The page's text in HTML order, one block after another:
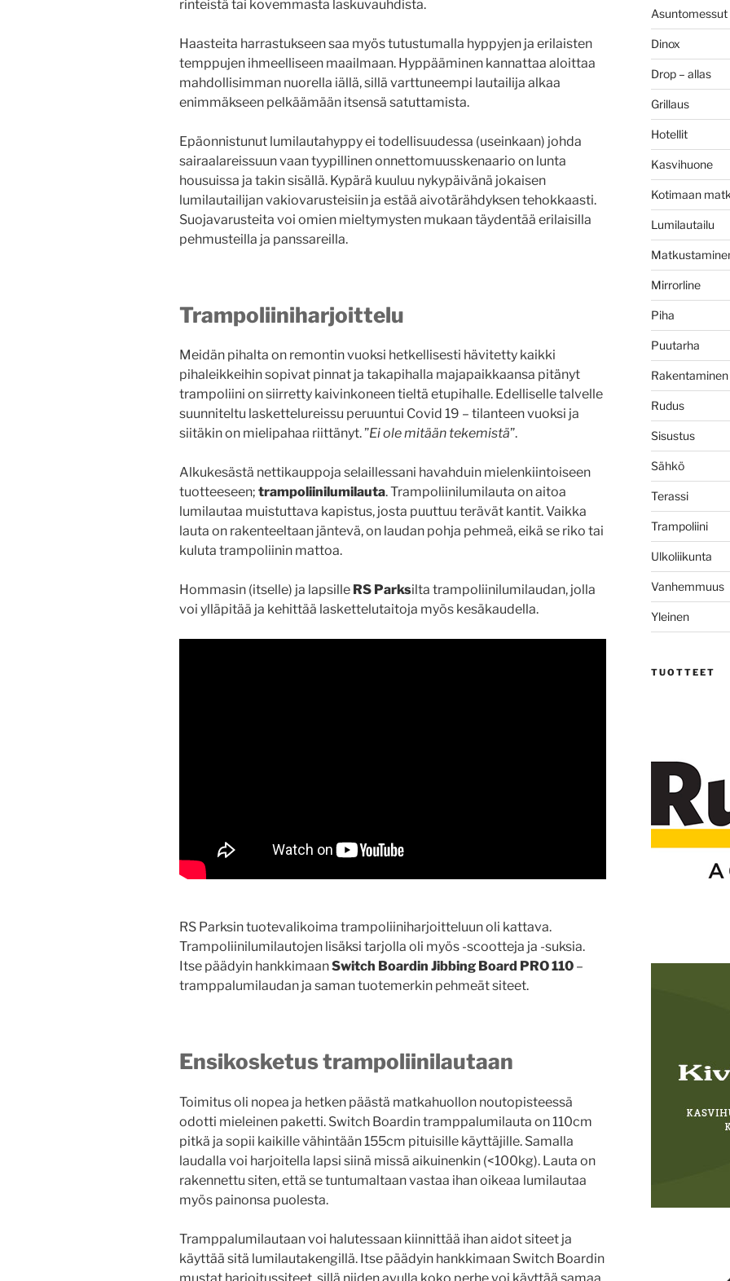
rinteistä tai kovemmasta laskuvauhdista.
Haasteita harrastukseen saa myös tutustumalla hyppyjen ja erilaisten
temppujen ihmeelliseen maailmaan. Hyppääminen kannattaa aloittaa
mahdollisimman nuorella iällä, sillä varttuneempi lautailija alkaa
enimmäkseen pelkäämään itsensä satuttamista.
Epäonnistunut lumilautahyppy ei todellisuudessa (useinkaan) johda
sairaalareissuun vaan tyypillinen onnettomuusskenaario on lunta
housuissa ja takin sisällä. Kypärä kuuluu nykypäivänä jokaisen
lumilautailijan vakiovarusteisiin ja estää aivotärähdyksen tehokkaasti.
Suojavarusteita voi omien mieltymysten mukaan täydentää erilaisilla
pehmusteilla ja panssareilla.
Trampoliiniharjoittelu
Meidän pihalta on remontin vuoksi hetkellisesti hävitetty kaikki
pihaleikkeihin sopivat pinnat ja takapihalla majapaikkaansa pitänyt
trampoliini on siirretty kaivinkoneen tieltä etupihalle. Edelliselle talvelle
suunniteltu laskettelureissu peruuntui Covid 19 – tilanteen vuoksi ja
siitäkin on mielipahaa riittänyt. ”Ei ole mitään tekemistä”.
Alkukesästä nettikauppoja selaillessani havahduin mielenkiintoiseen
tuotteeseen; trampoliinilumilauta. Trampoliinilumilauta on aitoa
lumilautaa muistuttava kapistus, josta puuttuu terävät kantit. Vaikka
lauta on rakenteeltaan jäntevä, on laudan pohja pehmeä, eikä se riko tai
kuluta trampoliinin mattoa.
Hommasin (itselle) ja lapsille RS Parksilta trampoliinilumilaudan, jolla
voi ylläpitää ja kehittää laskettelutaitoja myös kesäkaudella.
RS Parksin tuotevalikoima trampoliiniharjoitteluun oli kattava.
Trampoliinilumilautojen lisäksi tarjolla oli myös -scootteja ja -suksia.
Itse päädyin hankkimaanSwitch Boardin Jibbing Board PRO 110 –
tramppalumilaudan ja saman tuotemerkin pehmeät siteet.
Ensikosketus trampoliinilautaan
Toimitus oli nopea ja hetken päästä matkahuollon noutopisteessä
odotti mieleinen paketti. Switch Boardin tramppalumilauta on 110cm
pitkä ja sopii kaikille vähintään 155cm pituisille käyttäjille. Samalla
laudalla voi harjoitella lapsi siinä missä aikuinenkin (<100kg). Lauta on
rakennettu siten, että se tuntumaltaan vastaa ihan oikeaa lumilautaa
myös painonsa puolesta.
Tramppalumilautaan voi halutessaan kiinnittää ihan aidot siteet ja
käyttää sitä lumilautakengillä. Itse päädyin hankkimaan Switch Boardin
Asuntomessut
Dinox
Drop – allas
Grillaus
Hotellit
Kasvihuone
Kotimaan
Lumilautailu
Mirrorline
Piha
Puutarha
Rakentaminen
Rudus
Sisustus
Sähkö
Terassi
Trampoliini
Ulkoliikunta
Vanhemmuus
Yleinen
TUOTTEET